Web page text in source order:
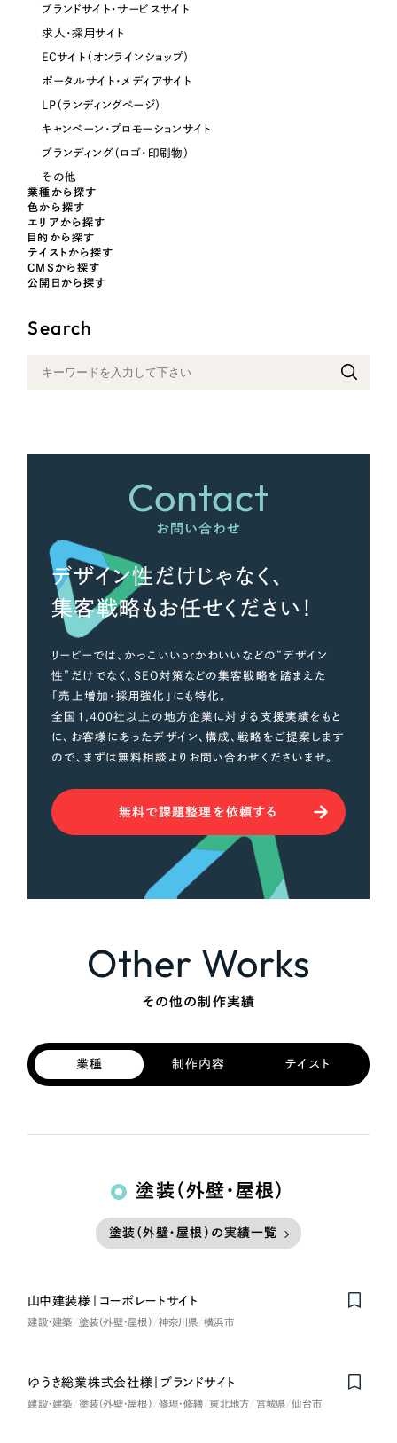
オレンジ・橙色
イエロー・黄色
グリーン・緑色
ブルー・青色
パープル・紫色
ピンク・桃色
カラフル・多色
その他
ブランドサイト・サービスサイト
求人・採用サイト
ECサイト（オンラインショップ）
ポータルサイト・メディアサイト
LP（ランディングページ）
キャンペーン・プロモーションサイト
ブランディング（ロゴ・印刷物）
その他
業種から探す
色から探す
エリアから探す
目的から探す
テイストから探す
CMSから探す
公開日から探す
Search
Contact
お問い合わせ
デザイン性だけじゃなく、
集客戦略もお任せください！
リーピーでは、かっこいいorかわいいなどの“デザイン
性”だけでなく、SEO対策などの集客戦略を踏まえた
「売上増加・採用強化」にも特化。
全国1,400社以上の地方企業に対する支援実績をもと
に、お客様にあったデザイン、構成、戦略をご提案します
ので、まずは無料相談よりお問い合わせくださいませ。
無料で課題整理を依頼する
Other Works
その他の制作実績
業種 制作内容 テイスト
塗装（外壁・屋根）
塗装（外壁・屋根）の実績一覧
山中建装様｜コーポレートサイト
建設・建築 塗装（外壁・屋根） 神奈川県 横浜市
ゆうき総業株式会社様｜ブランドサイト
建設・建築 塗装（外壁・屋根） 修理・修繕 東北地方 宮城県 仙台市